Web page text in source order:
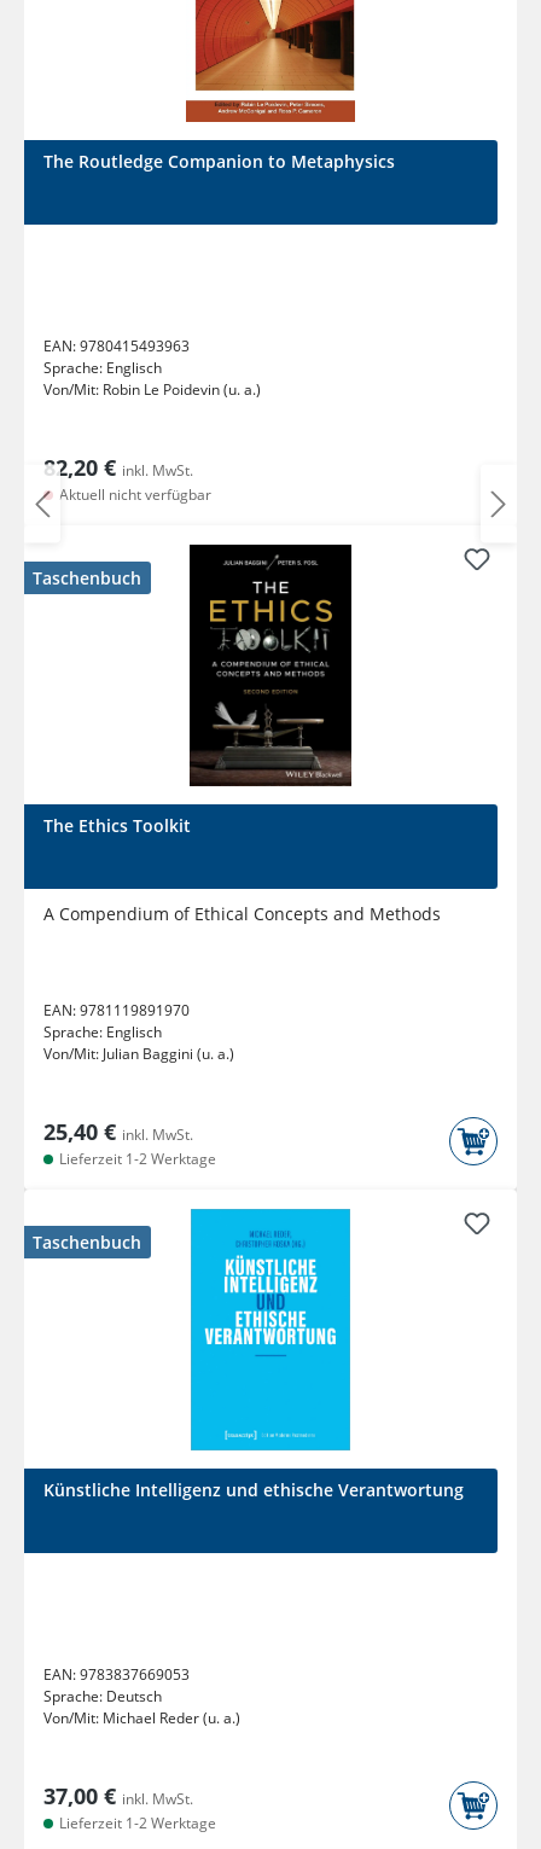
The Routledge Companion to Metaphysics
EAN:9780415493963
Sprache: Englisch
Von/Mit: Robin Le Poidevin (u. a.)
82,20 € inkl. MwSt.
Aktuell nicht verfügbar
Taschenbuch
The Ethics Toolkit
A Compendium of Ethical Concepts and Methods
EAN:9781119891970
Sprache: Englisch
Von/Mit: Julian Baggini (u. a.)
25,40 € inkl. MwSt.
Lieferzeit 1-2 Werktage
Taschenbuch
Künstliche Intelligenz und ethische Verantwortung
EAN:9783837669053
Sprache: Deutsch
Von/Mit: Michael Reder (u. a.)
37,00 € inkl. MwSt.
Lieferzeit 1-2 Werktage